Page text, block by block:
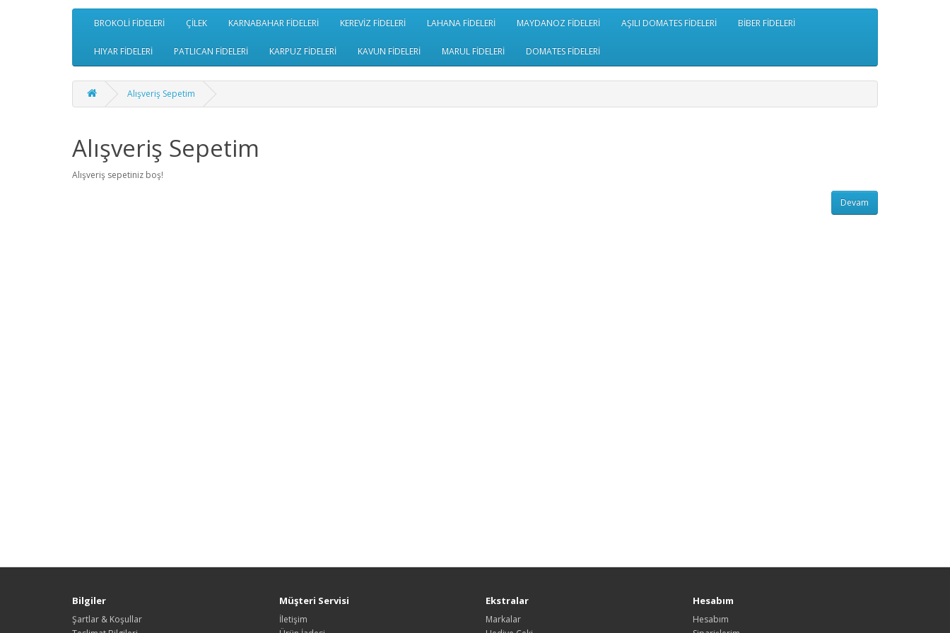
BROKOLİ FİDELERİ ÇİLEK KARNABAHAR FİDELERİ KEREVİZ FİDELERİ LAHANA FİDELERİ MAYDANOZ FİDELERİ AŞILI DOMATES FİDELERİ BİBER FİDELERİ
HIYAR FİDELERİ PATLICAN FİDELERİ KARPUZ FİDELERİ KAVUN FİDELERİ MARUL FİDELERİ DOMATES FİDELERİ
Alışveriş Sepetim
Alışveriş Sepetim
Alışveriş sepetiniz boş!
Devam
Bilgiler
Şartlar & Koşullar
Müşteri Servisi
İletişim
Ekstralar
Markalar
Hesabım
Hesabım